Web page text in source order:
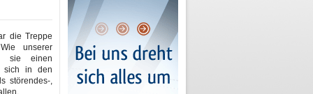
die Treppe
unserer
sie einen
sich in den
störendes-,